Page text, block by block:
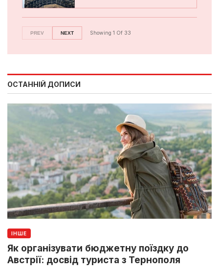
PREV NEXT Showing 1 Of 33
ОСТАННІЙ ДОПИСИ
ІНШЕ
Як організувати бюджетну поїздку до
Австрії: досвід туриста з Тернополя